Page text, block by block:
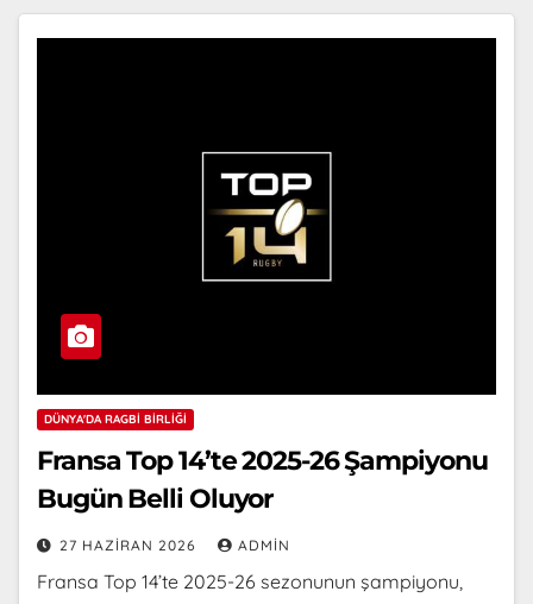
DÜNYA'DA RAGBI BIRLIĞI
Fransa Top 14’te 2025-26 Şampiyonu
Bugün Belli Oluyor
27 HAZIRAN 2026 ADMIN
Fransa Top 14’te 2025-26 sezonunun şampiyonu,